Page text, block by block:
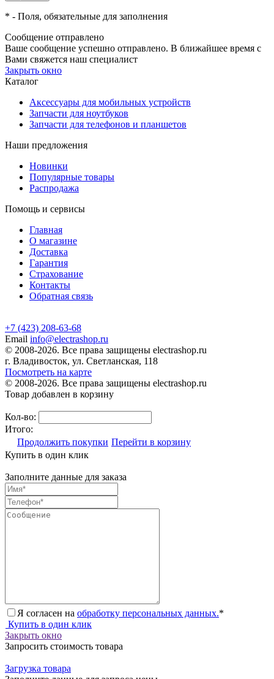
* - Поля, обязательные для заполнения
Сообщение отправлено
Ваше сообщение успешно отправлено. В ближайшее время с
Вами свяжется наш специалист
Закрыть окно
Каталог
Аксессуары для мобильных устройств
Запчасти для ноутбуков
Запчасти для телефонов и планшетов
Наши предложения
Новинки
Популярные товары
Распродажа
Помощь и сервисы
Главная
О магазине
Доставка
Гарантия
Страхование
Контакты
Обратная связь
+7 (423) 208-63-68
Email info@electrashop.ru
© 2008-2026. Все права защищены electrashop.ru
г. Владивосток, ул. Светланская, 118
Посмотреть на карте
© 2008-2026. Все права защищены electrashop.ru
Товар добавлен в корзину
Кол-во:
Итого:
Продолжить покупки Перейти в корзину
Купить в один клик
Заполните данные для заказа
Я согласен на обработку персональных данных.*
Купить в один клик
Закрыть окно
Запросить стоимость товара
Загрузка товара